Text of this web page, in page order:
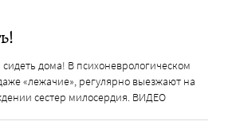
сидеть дома! В психоневрологическом
«лежачие», регулярно выезжают на
сестер милосердия. ВИДЕО